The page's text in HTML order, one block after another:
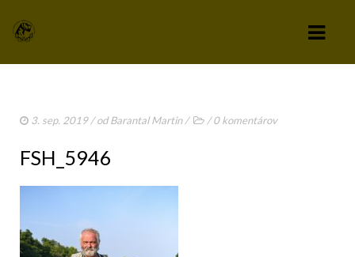
STANOVY KLUBU
SPRAVODAJCA
3. sep. 2019/ odBarantal Martin/ /0 komentárov
FSH_5946